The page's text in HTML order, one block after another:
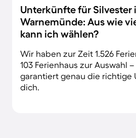
Unterkünfte für Silvester
Warnemünde: Aus wie
kann ich wählen?
Wir haben zur Zeit 1.526
103 Ferienhaus zur Auswahl
garantiert genau die richtige
dich.